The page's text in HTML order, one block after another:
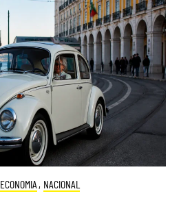
ECONOMIA , NACIONAL